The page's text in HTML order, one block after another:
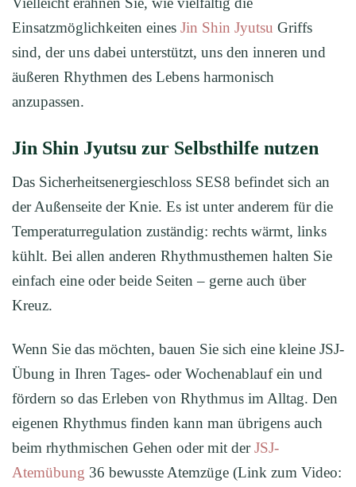
Einsatzmöglichkeiten eines Jin Shin Jyutsu Griffs
sind, der uns dabei unterstützt, uns den inneren und
äußeren Rhythmen des Lebens harmonisch
anzupassen.
Jin Shin Jyutsu zur Selbsthilfe nutzen
Das Sicherheitsenergieschloss SES8 befindet sich an
der Außenseite der Knie. Es ist unter anderem für die
Temperaturregulation zuständig: rechts wärmt, links
kühlt. Bei allen anderen Rhythmusthemen halten Sie
einfach eine oder beide Seiten – gerne auch über
Kreuz.
Wenn Sie das möchten, bauen Sie sich eine kleine JSJ-
Übung in Ihren Tages- oder Wochenablauf ein und
fördern so das Erleben von Rhythmus im Alltag. Den
eigenen Rhythmus finden kann man übrigens auch
beim rhythmischen Gehen oder mit derJSJ-
Atemübung 36 bewusste Atemzüge (Link zum Video: